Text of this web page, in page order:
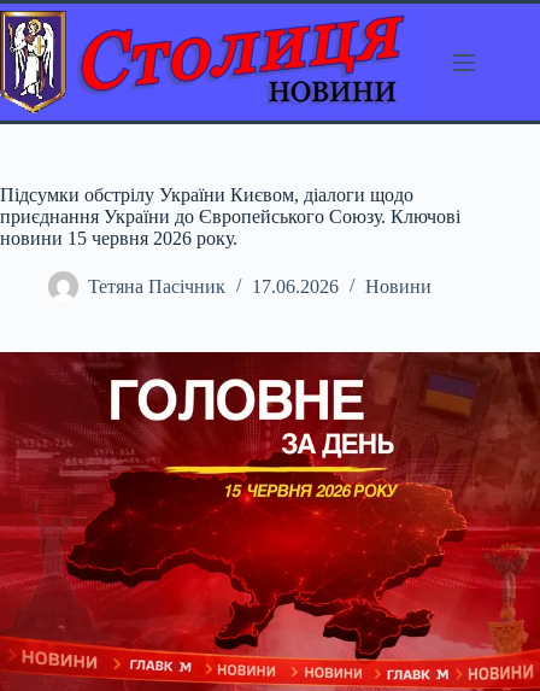
Перейти
до
вмісту
Підсумки обстрілу України Києвом, діалоги щодо
приєднання України до Європейського Союзу. Ключові
новини 15 червня 2026 року.
Тетяна Пасічник 17.06.2026 Новини